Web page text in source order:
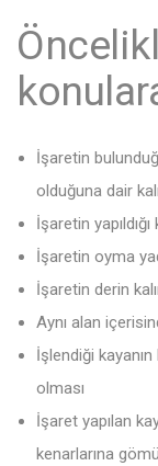
İşaretin
olduğuna dair
İşaretin
İşaretin oyma
İşaretin derin
Aynı alan
İşlendiği
olması
İşaret yapılan
kenarlarına